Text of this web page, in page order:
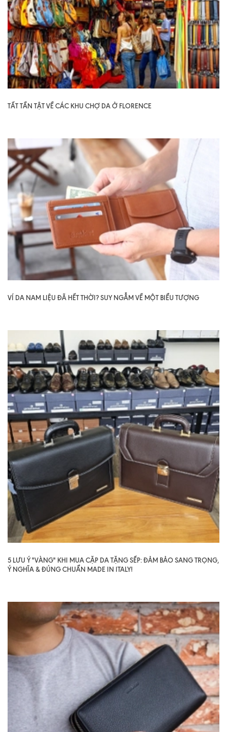
TẤT TẦN TẬT VỀ CÁC KHU CHỢ DA Ở FLORENCE
VÍ DA NAM LIỆU ĐÃ HẾT THỜI? SUY NGẪM VỀ MỘT BIỂU TƯỢNG
5 LƯU Ý "VÀNG" KHI MUA CẶP DA TẶNG SẾP: ĐẢM BẢO SANG TRỌNG,
Ý NGHĨA & ĐÚNG CHUẨN MADE IN ITALY!